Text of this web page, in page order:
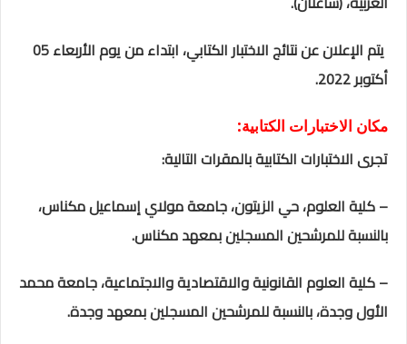
يتم الإعلان عن نتائج الاختبار الكتابي، ابتداء من يوم
الأربعاء 05
أكتوبر 2022
.
مكان الاختبارات الكتابية:
تجرى الاختبارات الكتابية بالمقرات التالية:
– كلية العلوم، حي الزيتون، جامعة مولاي إسماعيل مكناس،
بالنسبة للمرشحين المسجلين بمعهد مكناس.
– كلية العلوم القانونية والاقتصادية والاجتماعية، جامعة محمد
الأول وجدة، بالنسبة للمرشحين المسجلين بمعهد وجدة.